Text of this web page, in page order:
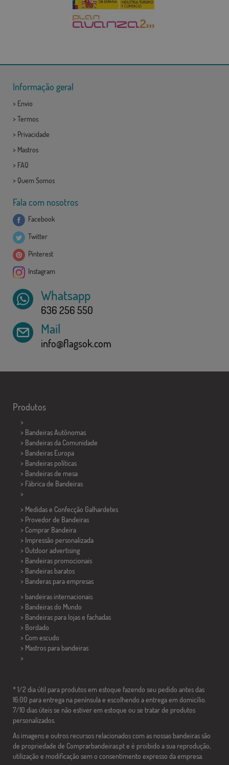
Informação geral
> Envio
> Termos
> Privacidade
> Mastros
> FAQ
> Quem Somos
Fala com nosotros
Facebook
Twitter
Pinterest
Instagram
Whatsapp
636 256 550
Mail
info@flagsok.com
Produtos
>
> Bandeiras Autônomas
> Bandeiras da Comunidade
> Bandeiras Europa
> Bandeiras políticas
> Bandeiras de mesa
> Fábrica de Bandeiras
>
> Medidas e Confecção Galhardetes
> Provedor de Bandeiras
> Comprar Bandeira
> Impressão personalizada
> Outdoor advertising
> Bandeiras promocionais
> Bandeiras baratos
> Banderas para empresas
> bandeiras internacionais
> Bandeiras do Mundo
> Bandeiras para lojas e fachadas
> Bordado
> Com escudo
> Mastros para bandeiras
>
* 1/2 dia útil para produtos em estoque fazendo seu pedido antes das
16:00 para entrega na península e escolhendo a entrega em domicílio.
7/10 dias úteis se não estiver em estoque ou se tratar de produtos
personalizados.
As imagens e outros recursos relacionados com as nossas bandeiras são
de propriedade de Comprarbandeiras.pt e é proibido a sua reprodução,
utilização e modificação sem o consentimento expresso da empresa.